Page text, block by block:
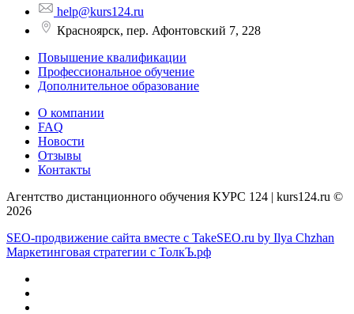
help@kurs124.ru
Красноярск, пер. Афонтовский 7, 228
Повышение квалификации
Профессиональное обучение
Дополнительное образование
О компании
FAQ
Новости
Отзывы
Контакты
Агентство дистанционного обучения КУРС 124 | kurs124.ru ©
2026
SEO-продвижение сайта вместе с TakeSEO.ru by Ilya Chzhan
Маркетинговая стратегии с ТолкЪ.рф